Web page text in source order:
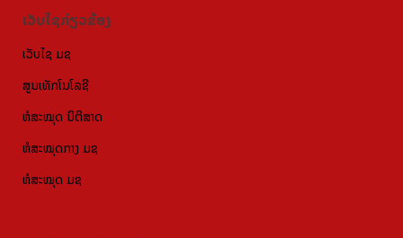
ເວັບໄຊກ່ຽວຂ້ອງ
ເວັບໄຊ ມຊ
ສູນເທັກໂນໂລຊີ
ຫໍສະໝຸດ ນິຕິສາດ
ຫໍສະໝຸດກາງ ມຊ
ຫໍສະໝຸດ ມຊ